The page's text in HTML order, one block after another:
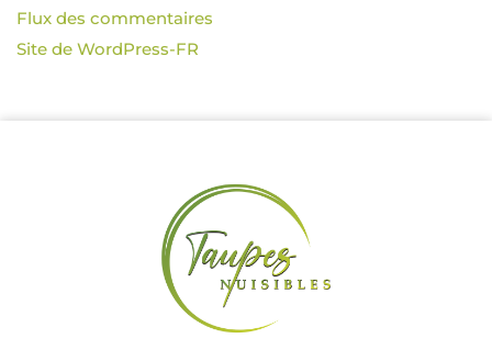
Flux des commentaires
Site de WordPress-FR